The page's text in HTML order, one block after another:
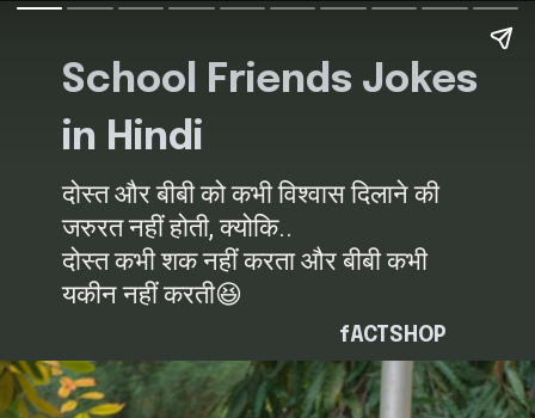
School Friends Jokes
in Hindi
fACTSHOP
दोस्त और बीबी को कभी विश्वास दिलाने की
जरुरत नहीं होती, क्योकि..
दोस्त कभी शक नहीं करता और बीबी कभी
यकीन नहीं करती😆